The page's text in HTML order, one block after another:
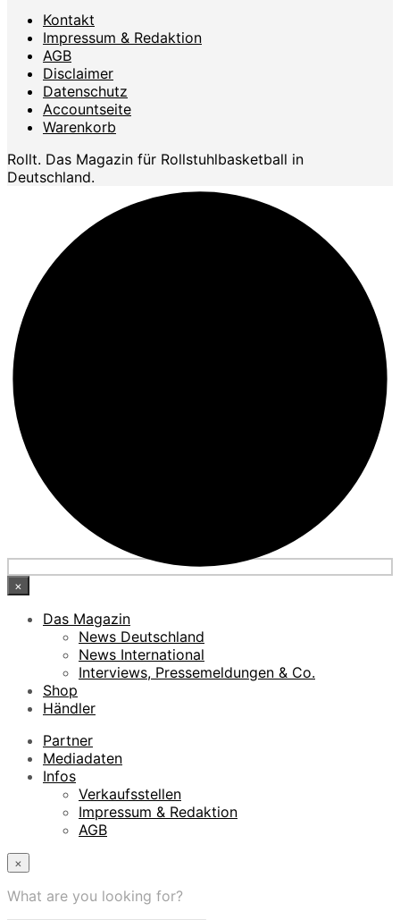
Kontakt
Impressum & Redaktion
AGB
Disclaimer
Datenschutz
Accountseite
Warenkorb
Rollt. Das Magazin für Rollstuhlbasketball in
Deutschland.
×
Das Magazin
News Deutschland
News International
Interviews, Pressemeldungen & Co.
Shop
Händler
Partner
Mediadaten
Infos
Verkaufsstellen
Impressum & Redaktion
AGB
×
What are you looking for?